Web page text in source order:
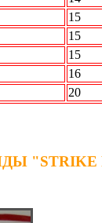
15
15
15
16
20
"STRIKE